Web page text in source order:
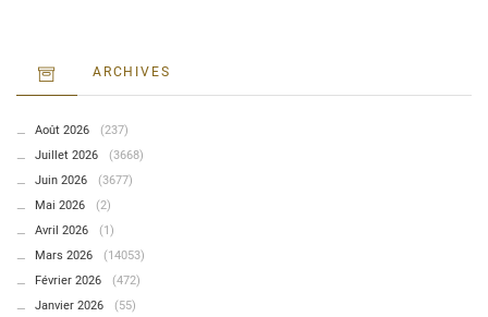
ARCHIVES
Août 2026
(237)
Juillet 2026
(3668)
Juin 2026
(3677)
Mai 2026
(2)
Avril 2026
(1)
Mars 2026
(14053)
Février 2026
(472)
Janvier 2026
(55)